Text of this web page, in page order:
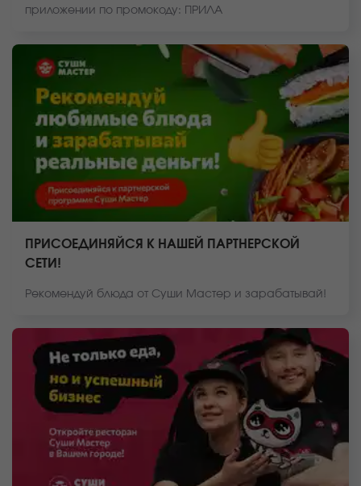
приложении по промокоду: ПРИЛА
ПРИСОЕДИНЯЙСЯ К НАШЕЙ ПАРТНЕРСКОЙ
СЕТИ!
Рекомендуй блюда от Суши Мастер и зарабатывай!